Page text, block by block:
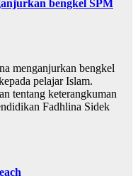
bengkel SPM
menganjurkan bengkel
pelajar Islam.
tentang keterangkuman
Fadhlina Sidek